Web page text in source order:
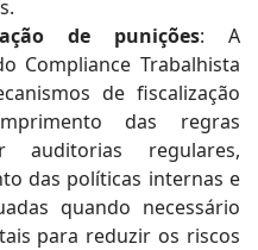
de punições: A
Compliance Trabalhista
de fiscalização
das regras
auditorias regulares,
das políticas internas e
quando necessário
para reduzir os riscos